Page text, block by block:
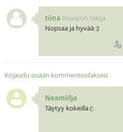
tiina Reseptin tekijä
Nopsaa ja hyvää :)
Kirjaudu sisään kommentoidaksesi
Neamiilja
Täytyy kokeilla (: